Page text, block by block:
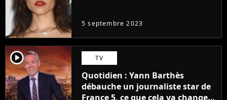
5 septembre 2023
player2 TV
Quotidien : Yann Barthès
débauche un journaliste star de
France 5, ce que cela va changer